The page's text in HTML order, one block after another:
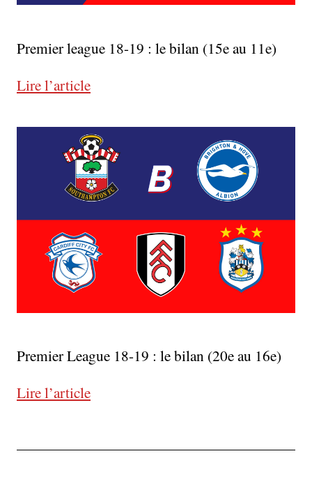
Premier league 18-19 : le bilan (15e au 11e)
Lire l’article
Premier League 18-19 : le bilan (20e au 16e)
Lire l’article